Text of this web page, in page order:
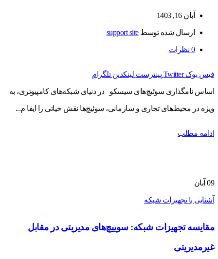
آبان 16, 1403
ارسال شده توسطsupport site
0 نظرات
فیس بوک Twitter پینترست لینکدین تلگرام
اساس نامگذاری سوئیچ‌های سیسکو در دنیای شبکه‌های کامپیوتری، به
ویژه در محیط‌های تجاری و سازمانی، سوئیچ‌ها نقش حیاتی را ایفا م...
ادامه مطلب
09 آبان
آشنایی با تجهیزات شبکه
مقایسه تجهیزات شبکه: سوییچ‌های مدیریتی در مقابل
غیرمدیریتی